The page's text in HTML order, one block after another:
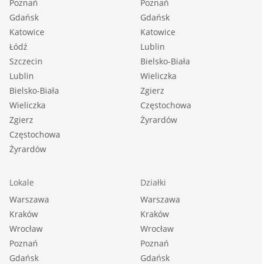
Poznań
Gdańsk
Katowice
Łódź
Szczecin
Lublin
Bielsko-Biała
Wieliczka
Zgierz
Częstochowa
Żyrardów
Poznań
Gdańsk
Katowice
Lublin
Bielsko-Biała
Wieliczka
Zgierz
Częstochowa
Żyrardów
Lokale
Warszawa
Kraków
Wrocław
Poznań
Gdańsk
Działki
Warszawa
Kraków
Wrocław
Poznań
Gdańsk